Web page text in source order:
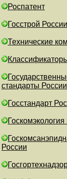
Роспатент
Госстрой России
Технические
стандарты России
Госстандарт
России